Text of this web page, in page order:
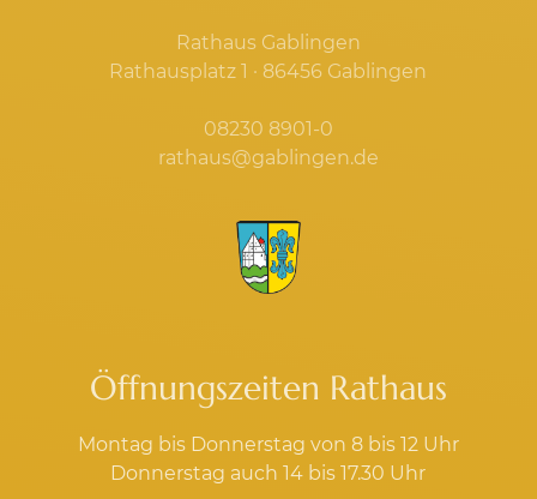
Rathaus Gablingen
Rathausplatz 1 · 86456 Gablingen
08230 8901-0
rathaus@gablingen.de
Öffnungszeiten Rathaus
Montag bis Donnerstag von 8 bis 12 Uhr
Donnerstag auch 14 bis 17.30 Uhr